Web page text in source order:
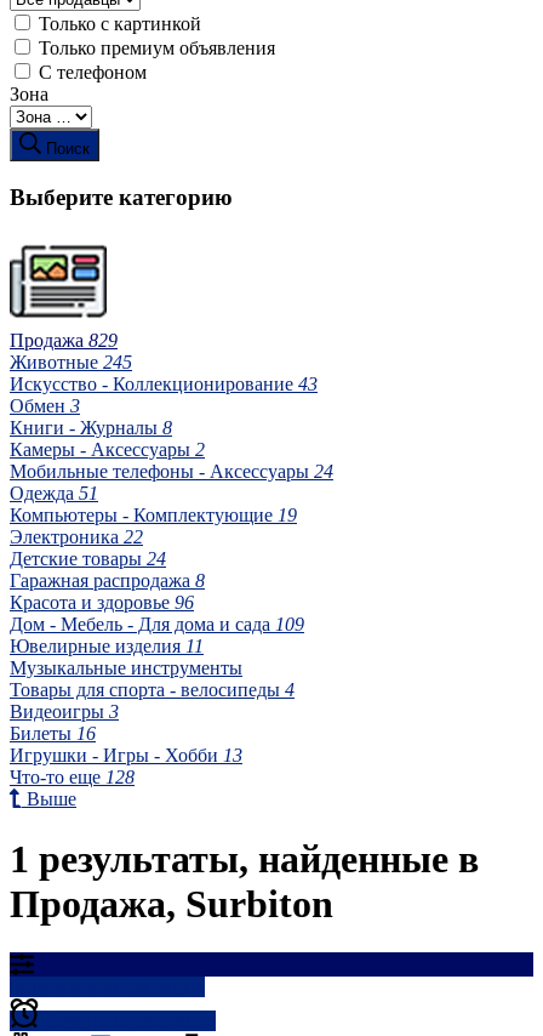
Только с картинкой
Только премиум объявления
С телефоном
Зона
Поиск
Выберите категорию
Продажа 829
Животные 245
Искусство - Коллекционирование 43
Обмен 3
Книги - Журналы 8
Камеры - Аксессуары 2
Мобильные телефоны - Аксессуары 24
Одежда 51
Компьютеры - Комплектующие 19
Электроника 22
Детские товары 24
Гаражная распродажа 8
Красота и здоровье 96
Дом - Мебель - Для дома и сада 109
Ювелирные изделия 11
Музыкальные инструменты
Товары для спорта - велосипеды 4
Видеоигры 3
Билеты 16
Игрушки - Игры - Хобби 13
Что-то еще 128
Выше
1 результаты, найденные в
Продажа, Surbiton